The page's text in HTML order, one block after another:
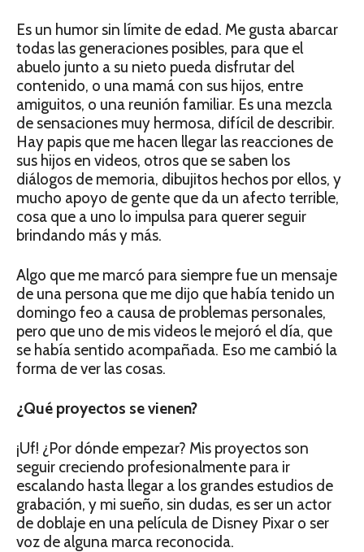
Es un humor sin límite de edad. Me gusta abarcar
todas las generaciones posibles, para que el
abuelo junto a su nieto pueda disfrutar del
contenido, o una mamá con sus hijos, entre
amiguitos, o una reunión familiar. Es una mezcla
de sensaciones muy hermosa, difícil de describir.
Hay papis que me hacen llegar las reacciones de
sus hijos en videos, otros que se saben los
diálogos de memoria, dibujitos hechos por ellos, y
mucho apoyo de gente que da un afecto terrible,
cosa que a uno lo impulsa para querer seguir
brindando más y más.
Algo que me marcó para siempre fue un mensaje
de una persona que me dijo que había tenido un
domingo feo a causa de problemas personales,
pero que uno de mis videos le mejoró el día, que
se había sentido acompañada. Eso me cambió la
forma de ver las cosas.
¿Qué proyectos se vienen?
¡Uf! ¿Por dónde empezar? Mis proyectos son
seguir creciendo profesionalmente para ir
escalando hasta llegar a los grandes estudios de
grabación, y mi sueño, sin dudas, es ser un actor
de doblaje en una película de Disney Pixar o ser
voz de alguna marca reconocida.